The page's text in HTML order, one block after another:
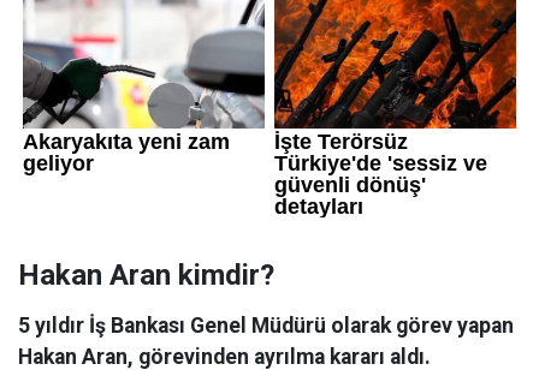
Hakan Aran kimdir?
5 yıldır İş Bankası Genel Müdürü olarak görev yapan
Hakan Aran, görevinden ayrılma kararı aldı.